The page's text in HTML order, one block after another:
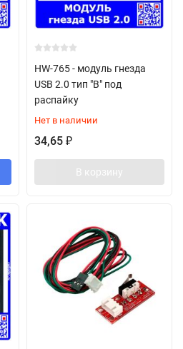
HW-765 - модуль гнезда
USB 2.0 тип "B" под
распайку
Нет в наличии
34,65 ₽
В корзину